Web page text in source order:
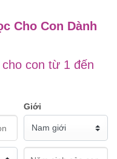
Cho Con Dành
con từ 1 đến
Giới